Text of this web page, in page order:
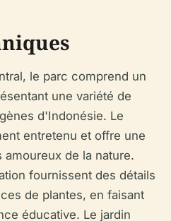
le parc comprend un
une variété de
d'Indonésie. Le
entretenu et offre une
de la nature.
fournissent des détails
de plantes, en faisant
éducative. Le jardin